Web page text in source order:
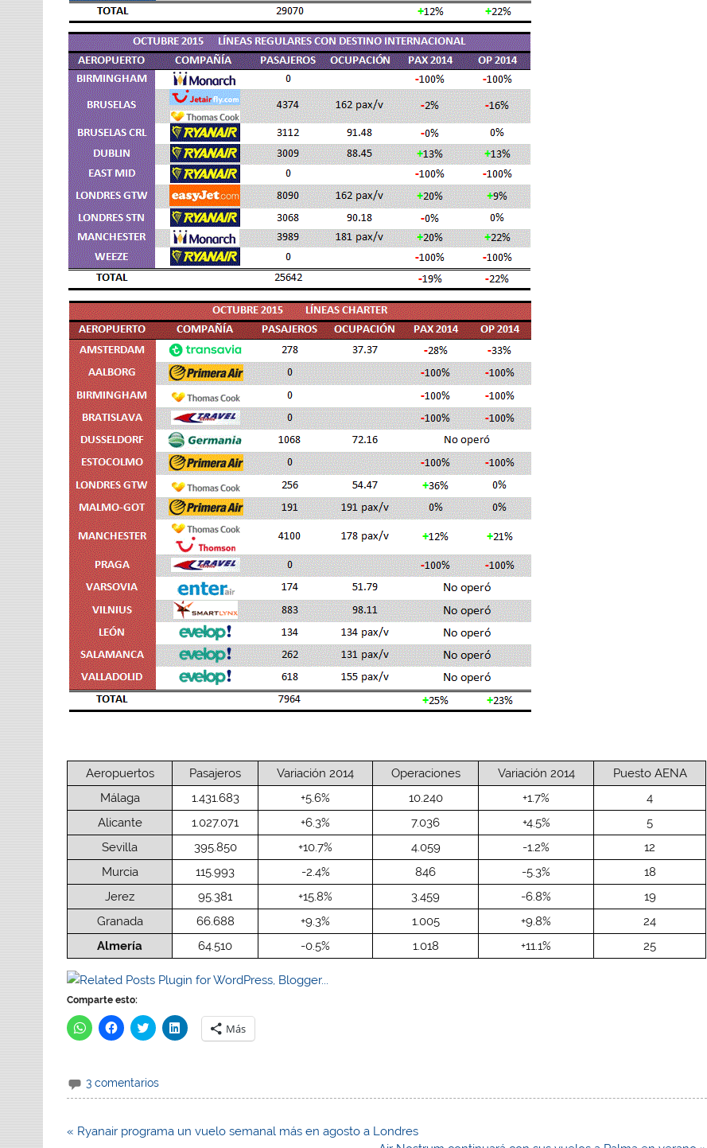
Aeropuertos Pasajeros Variación 2014 Operaciones Variación 2014
Puesto AENA
Málaga
1.431.683 +5.6% 10.240 +1.7%
4
Alicante
1.027.071 +6.3% 7.036 +4.5%
5
Sevilla
395.850 +10.7% 4.059 -1.2%
12
Murcia
115.993 -2.4% 846 -5.3%
18
Jerez
95.381 +15.8% 3.459 -6.8%
19
Granada
66.688 +9.3% 1.005 +9.8%
24
Almería
64.510 -0.5% 1.018 +11.1% 25
Comparte esto:
H
a
i
c
p
a
c
H
a
i
c
p
a
c
H
a
i
c
p
a
c
H
a
p
a
c
Más
3 comentarios
Navegación
« Ryanair programa un vuelo semanal más en agosto a Londres